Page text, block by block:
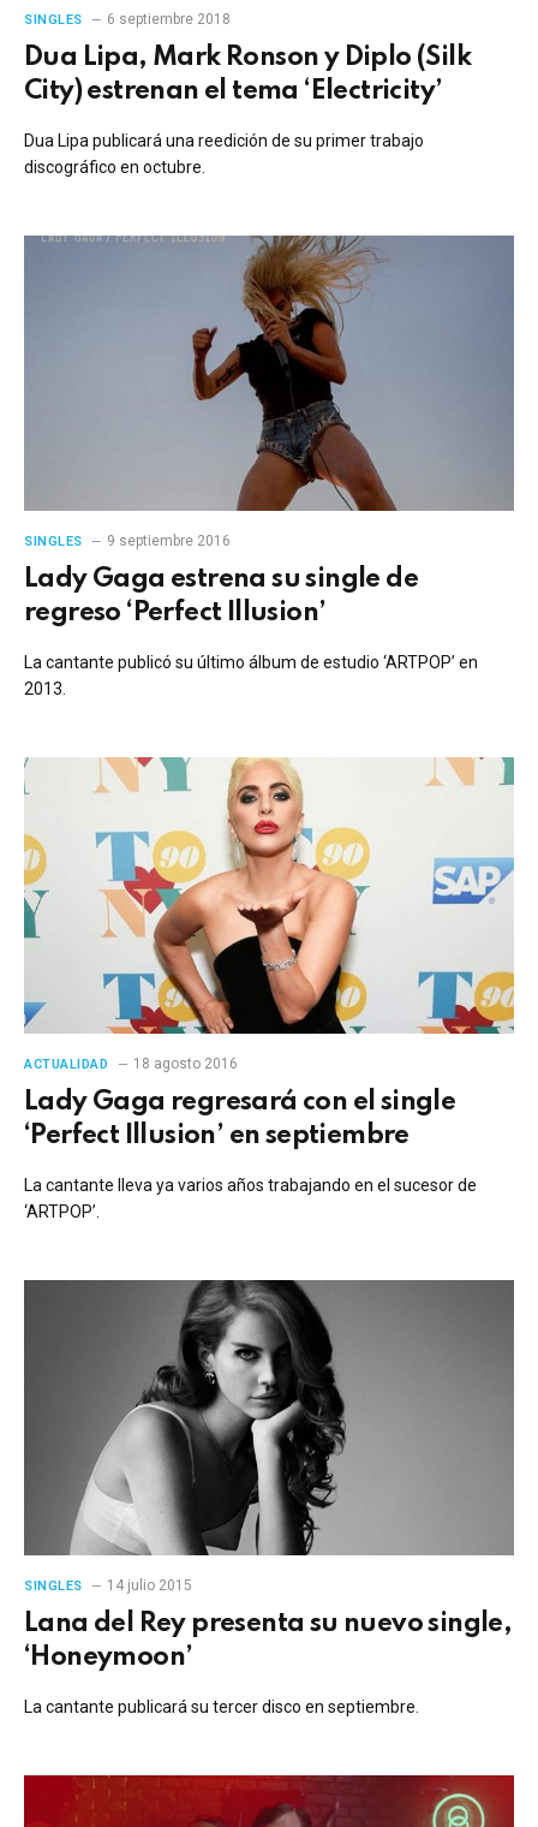
SINGLES 6 septiembre 2018
Dua Lipa, Mark Ronson y Diplo (Silk
City) estrenan el tema ‘Electricity’
Dua Lipa publicará una reedición de su primer trabajo
discográfico en octubre.
SINGLES 9 septiembre 2016
Lady Gaga estrena su single de
regreso ‘Perfect Illusion’
La cantante publicó su último álbum de estudio ‘ARTPOP’ en
2013.
ACTUALIDAD 18 agosto 2016
Lady Gaga regresará con el single
‘Perfect Illusion’ en septiembre
La cantante lleva ya varios años trabajando en el sucesor de
‘ARTPOP’.
SINGLES 14 julio 2015
Lana del Rey presenta su nuevo single,
‘Honeymoon’
La cantante publicará su tercer disco en septiembre.